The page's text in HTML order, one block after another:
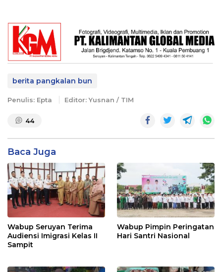
berita pangkalan bun
Penulis: Epta Editor: Yusnan / TIM
44
Baca Juga
Wabup Seruyan Terima
Audiensi Imigrasi Kelas II
Sampit
Wabup Pimpin Peringatan
Hari Santri Nasional